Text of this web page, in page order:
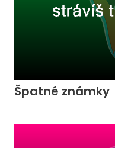
Špatné známky